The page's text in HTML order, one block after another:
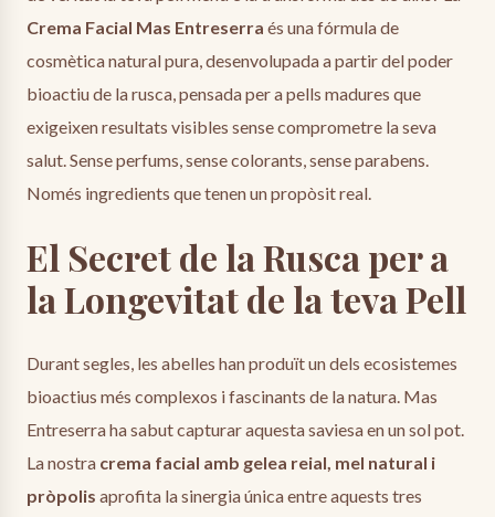
Crema Facial Mas Entreserra és una fórmula de
cosmètica natural pura, desenvolupada a partir del poder
bioactiu de la rusca, pensada per a pells madures que
exigeixen resultats visibles sense comprometre la seva
salut. Sense perfums, sense colorants, sense parabens.
Només ingredients que tenen un propòsit real.
El Secret de la Rusca per a
la Longevitat de la teva Pell
Durant segles, les abelles han produït un dels ecosistemes
bioactius més complexos i fascinants de la natura. Mas
Entreserra ha sabut capturar aquesta saviesa en un sol pot.
La nostra crema facial amb gelea reial, mel natural i
pròpolis aprofita la sinergia única entre aquests tres